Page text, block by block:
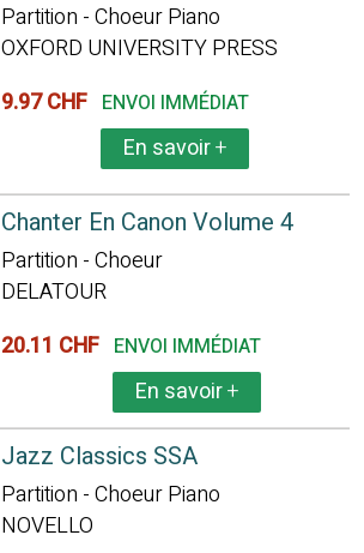
Partition - Choeur Piano
OXFORD UNIVERSITY PRESS
9.97 CHF ENVOI IMMÉDIAT
En savoir+
Chanter En Canon Volume 4
Partition - Choeur
DELATOUR
20.11 CHF ENVOI IMMÉDIAT
En savoir+
Jazz Classics SSA
Partition - Choeur Piano
NOVELLO